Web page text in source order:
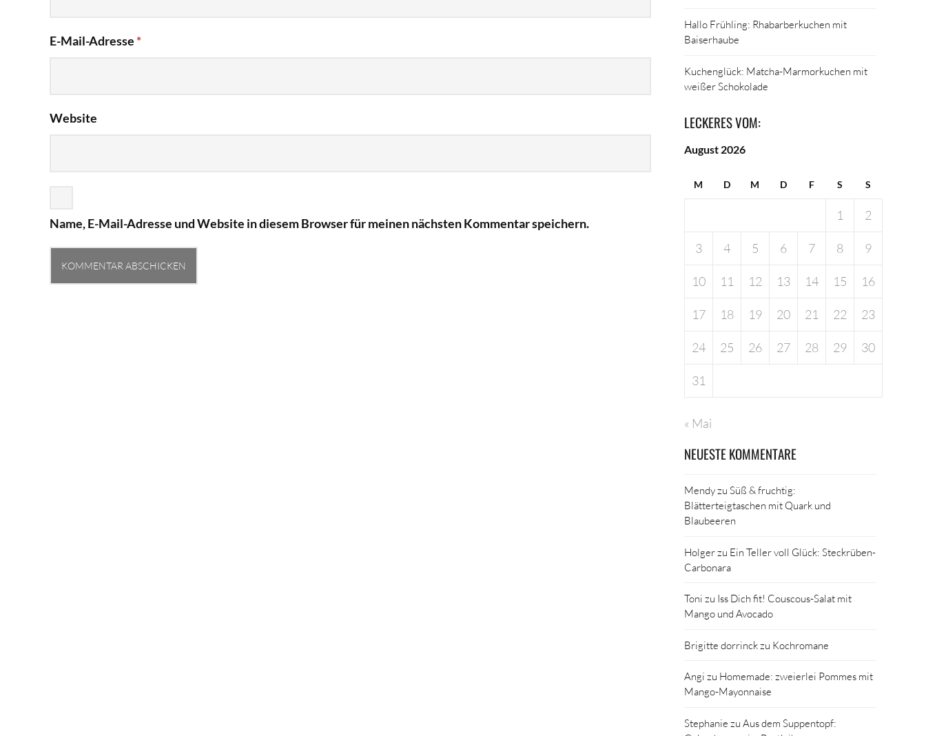
E-Mail-Adresse *
Website
Name, E-Mail-Adresse und Website in diesem Browser für meinen nächsten Kommentar speichern.
Hallo Frühling: Rhabarberkuchen mit
Baiserhaube
Kuchenglück: Matcha-Marmorkuchen mit
weißer Schokolade
LECKERES VOM:
August 2026
M D M D F S S
1 2
3 4 5 6 7 8 9
10 11 12 13 14 15 16
17 18 19 20 21 22 23
24 25 26 27 28 29 30
31
« Mai
NEUESTE KOMMENTARE
MendyzuSüß & fruchtig:
Blätterteigtaschen mit Quark und
Blaubeeren
Holgerzu Ein Teller voll Glück: Steckrüben-
Carbonara
Toni zu Iss Dich fit! Couscous-Salat mit
Mango und Avocado
Brigitte dorrinckzu Kochromane
Angi zu Homemade: zweierlei Pommes mit
Mango-Mayonnaise
Stephanie zuAus dem Suppentopf: